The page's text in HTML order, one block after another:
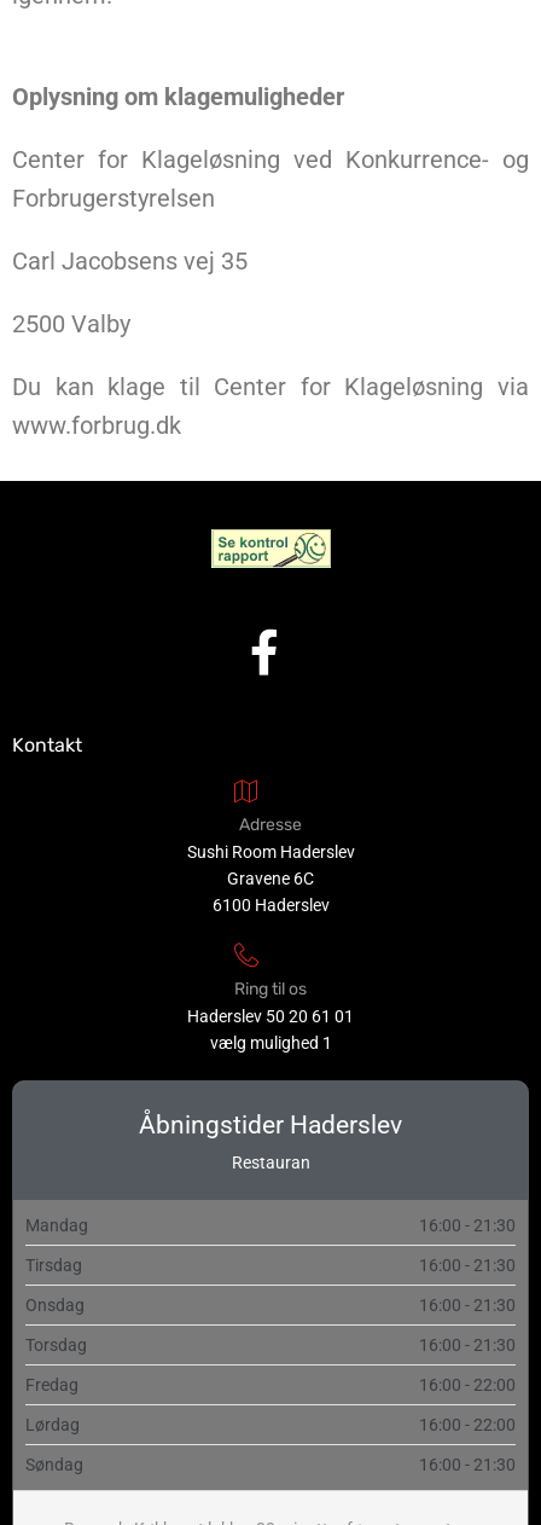
Oplysning om klagemuligheder
Center for Klageløsning ved Konkurrence- og
Forbrugerstyrelsen
Carl Jacobsens vej 35
2500 Valby
Du kan klage til Center for Klageløsning via
www.forbrug.dk
Kontakt
Adresse
Sushi Room Haderslev
Gravene 6C
6100 Haderslev
Ring til os
Haderslev 50 20 61 01
vælg mulighed 1
Åbningstider Haderslev
Restauran
Mandag 16:00 - 21:30
Tirsdag 16:00 - 21:30
Onsdag 16:00 - 21:30
Torsdag 16:00 - 21:30
Fredag 16:00 - 22:00
Lørdag 16:00 - 22:00
Søndag 16:00 - 21:30